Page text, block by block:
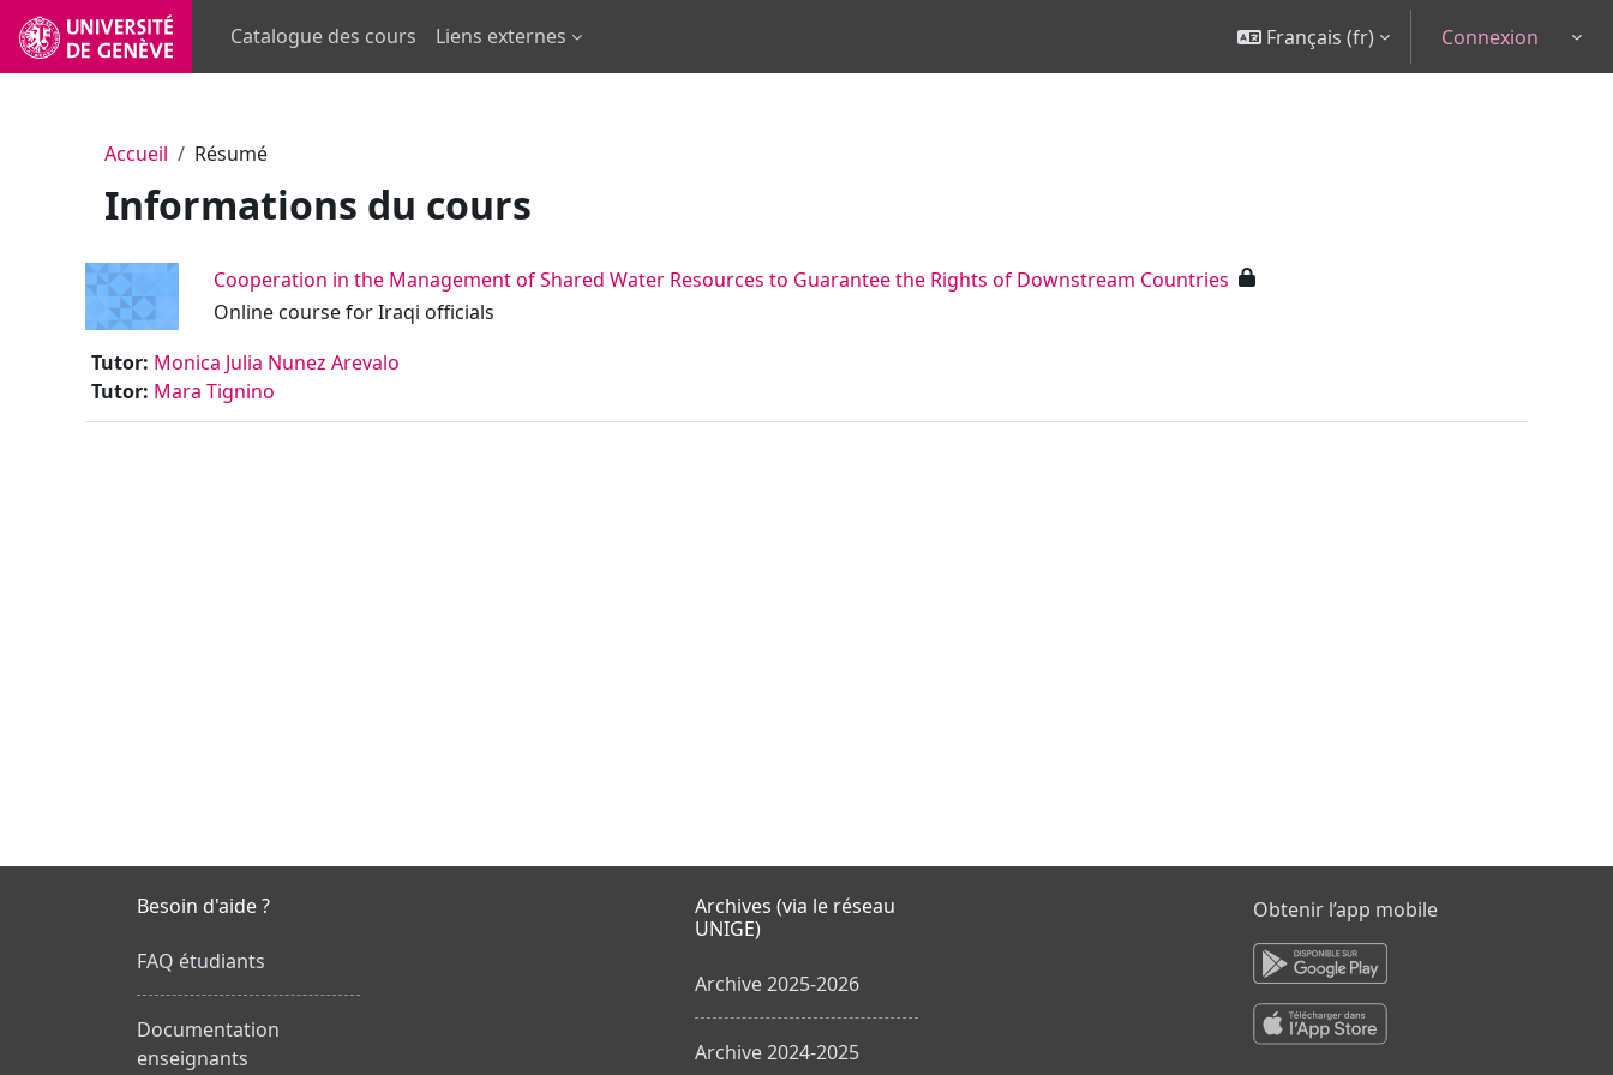
Passer au contenu principal
Catalogue des cours
Liens externes Français ‎(fr)‎ Connexion
Accueil Résumé
Informations du cours
Cooperation in the Management of Shared Water Resources to Guarantee the Rights of Downstream Countries
Online course for Iraqi officials
Tutor: Monica Julia Nunez Arevalo
Tutor: Mara Tignino
Besoin d'aide ?
FAQ étudiants
Documentation
enseignants
Archives (via le réseau
UNIGE)
Archive 2025-2026
Archive 2024-2025
Obtenir l’app mobile